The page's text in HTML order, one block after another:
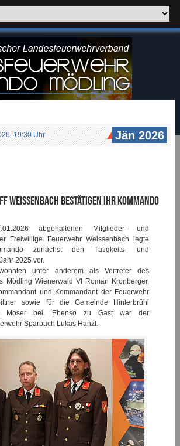
19:30 Uhr Jän 2026
Weissenbach bestätigen ihr Kommando
abgehaltenen Mitglieder- und
Freiwillige Feuerwehr Weissenbach legte
zunächst den Tätigkeits- und
2025 vor.
unter anderem als Vertreter des
Mödling Wienerwald VI Roman Kronberger,
und Kommandant der Feuerwehr
sowie für die Gemeinde Hinterbrühl
Moser bei. Ebenso zu Gast war der
Sparbach Lukas Hanzl.